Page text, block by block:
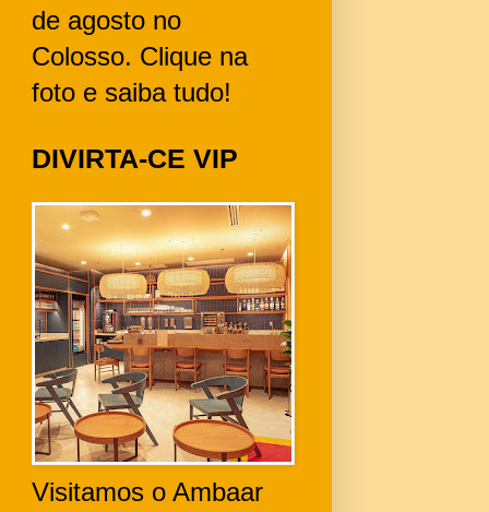
de agosto no
Colosso. Clique na
foto e saiba tudo!
DIVIRTA-CE VIP
Visitamos o Ambaar